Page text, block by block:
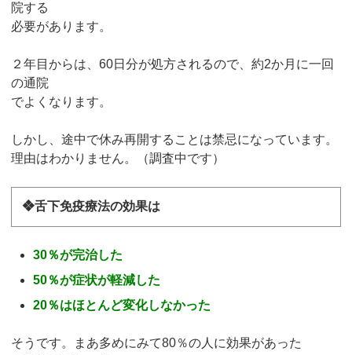
院する
必要があります。
２年目からは、60日分が処方されるので、約2か月に一回
の通院
でよくなります。
しかし、途中で休み再開することは禁忌になっています。
理由はわかりません。（調査中です）
❖舌下免疫療法の効果は
30％が完治した
50％が症状が軽減した
20％はほとんど変化しなかった
そうです。まあ多めにみて80％の人に効果があった